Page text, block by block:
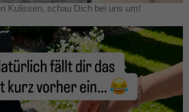
Kulissen, schau Dich bei uns um!